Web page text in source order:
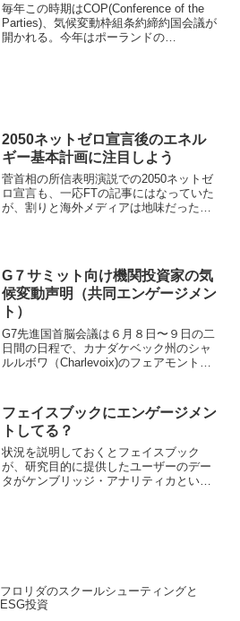
毎年この時期はCOP(Conference of the
Parties)、気候変動枠組条約締約国会議が
開かれる。今年はポーランドの
2050ネットゼロ宣言後のエネル
ギー基本計画に注目しよう
菅首相の所信表明演説での2050ネットゼ
ロ宣言も、一応FTの記事にはなっていた
が、割りと海外メディアは地味だった。
ある。どちらも...
G７サミット向け機関投資家の気
候変動声明（共同エンゲージメン
ト）
G7先進国首脳会議は６月８日〜９日の二
日間の日程で、カナダケベック州のシャ
ルルボワ（Charlevoix)のフェアモントホ
独、伊、日、加一時期、露も入ってG8に
なったと...
フェイスブックにエンゲージメン
トしてる？
状況を説明しておくとフェイスブック
が、研究目的に提供したユーザーのデー
タがケンブリッジ・アナリティカという
フロリダのスクールシューティングと
ESG投資